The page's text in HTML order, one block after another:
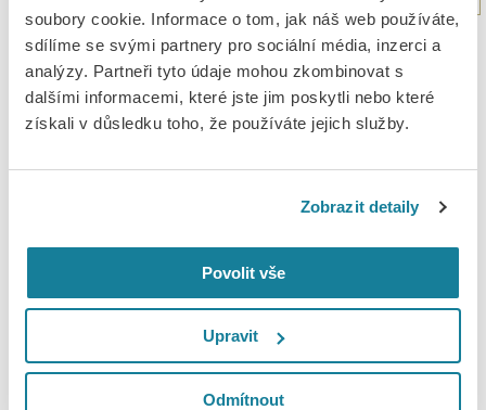
soubory cookie. Informace o tom, jak náš web používáte,
sdílíme se svými partnery pro sociální média, inzerci a
analýzy. Partneři tyto údaje mohou zkombinovat s
dalšími informacemi, které jste jim poskytli nebo které
získali v důsledku toho, že používáte jejich služby.
Zobrazit detaily
Povolit vše
Upravit
Odmítnout
naplnila ohromujícím zvukem, který byl ale po celou dobu
Blomstedtaje ztělesněním obdivuhodné energie spolu s
sice úsporných, ale o to výmluvnějších gest a na všech členech
orchestru je patrné, že právě tohoto dirigenta milují. I v pořadí
nejhlubším prožitkům, které může hudba přinést. Ti pak
odměnili hostující umělce neutuchajícím potleskem ve stoje.